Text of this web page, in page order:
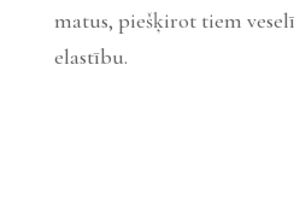
matus, piešķirot tiem
elastību.